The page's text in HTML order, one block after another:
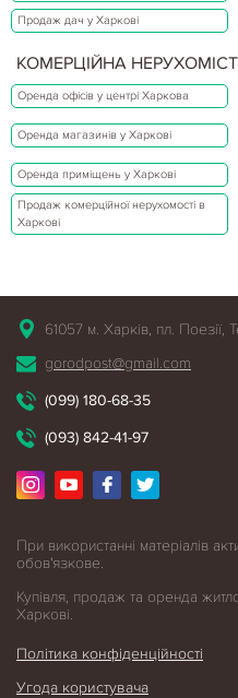
Продаж дач у Харкові
КОМЕРЦІЙНА
Оренда офісів у центрі Харкова
Оренда магазинів у Харкові
Оренда приміщень у Харкові
Продаж комерційної нерухомості в
Харкові
61057 м. Харків, пл. Поезії,
gorodpost@gmail.com
(099) 180-68-35
(093) 842-41-97
При використанні матеріалів
обов'язкове.
Купівля, продаж та оренда
Харкові.
Політика конфіденційності
Угода користувача